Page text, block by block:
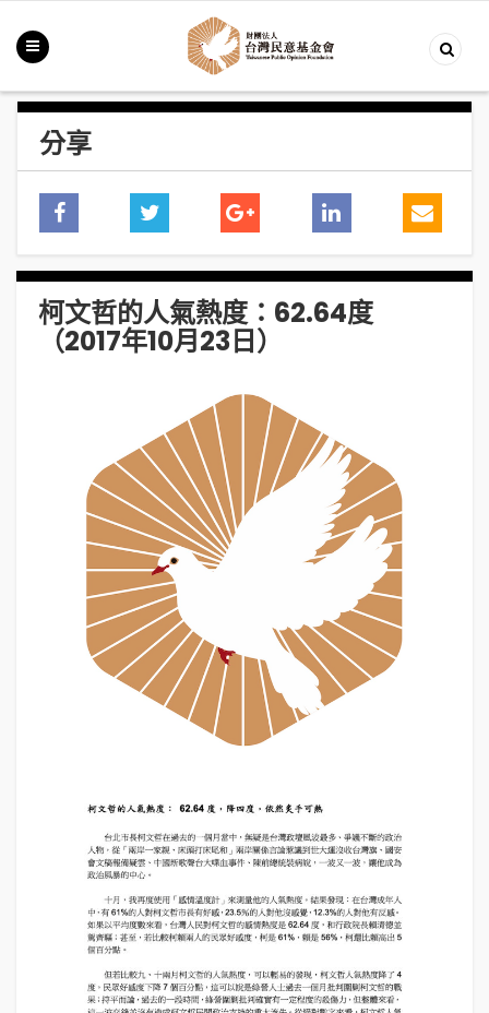
分享
柯文哲的人氣熱度：62.64度
（2017年10月23日）